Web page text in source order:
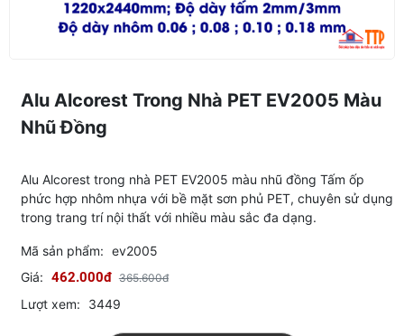
Alu Alcorest Trong Nhà PET EV2005 Màu
Nhũ Đồng
Alu Alcorest trong nhà PET EV2005 màu nhũ đồng Tấm ốp
phức hợp nhôm nhựa với bề mặt sơn phủ PET, chuyên sử dụng
trong trang trí nội thất với nhiều màu sắc đa dạng.
Mã sản phẩm: ev2005
Giá: 462.000đ 365.600đ
Lượt xem: 3449